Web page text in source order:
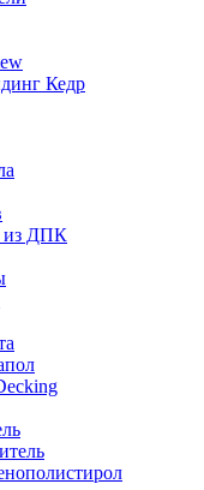
Кедр
из ДПК